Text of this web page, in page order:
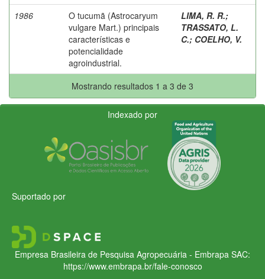
1986
O tucumã (Astrocaryum
vulgare Mart.) principais
características e
potencialidade
agroindustrial.
LIMA, R. R.;
TRASSATO, L.
C.; COELHO, V.
Mostrando resultados 1 a 3 de 3
Indexado por
Suportado por
Empresa Brasileira de Pesquisa Agropecuária - Embrapa SAC:
https://www.embrapa.br/fale-conosco